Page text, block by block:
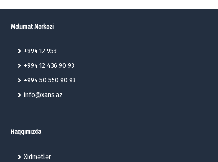
Məlumat Mərkəzi
+994 12 953
+994 12 436 90 93
+994 50 550 90 93
info@xans.az
Haqqımızda
Xidmətlər